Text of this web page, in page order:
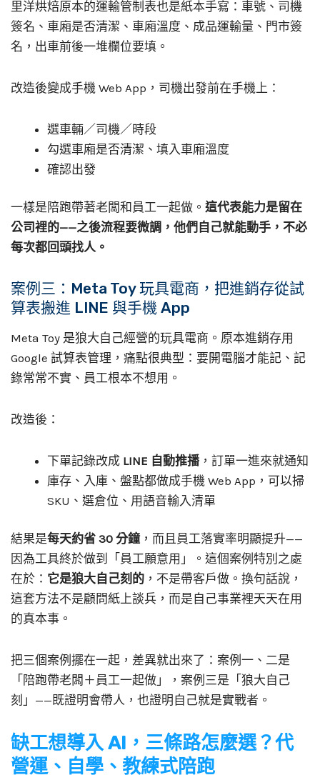
里洋烘焙原本的運輸管制表也是紙本手寫：車號、司機
簽名、車廂是否清潔、車廂溫度、成品運輸量、門市簽
名，出車前後一堆欄位要填。
改造後變成手機 Web App，司機出發前在手機上：
選車輛／司機／時段
勾選車廂是否清潔、填入車廂溫度
確認出發
一樣是陪跑帶著老闆和員工一起做。 這代表能力是留在
公司裡的——之後流程要微調，他們自己就能動手，不必
每次都回頭找人。
案例三：Meta Toy 玩具電商，把進銷存從試
算表搬進 LINE 與手機 App
Meta Toy 是狼大自己經營的玩具電商。原本進銷存用
Google 試算表管理，痛點很典型：要開電腦才能記、記
錄常常不實、員工根本不想用。
改造後：
下單記錄改成 LINE 自動推播 ，訂單一進來就通知
庫存、入庫、盤點都做成手機 Web App，可以掃
SKU、選倉位、用語音輸入清單
結果是每天約省 30 分鐘，而且員工落實率明顯提升——
因為工具終於做到「員工願意用」。這個案例特別之處
在於： 它是狼大自己刻的 ，不是帶客戶做。換句話說，
這套方法不是顧問紙上談兵，而是自己事業裡天天在用
的真本事。
把三個案例擺在一起，差異就出來了：案例一、二是
「陪跑帶老闆＋員工一起做」，案例三是「狼大自己
刻」——既證明會帶人，也證明自己就是實戰者。
缺工想導入 AI，三條路怎麼選？代
營運、自學、教練式陪跑